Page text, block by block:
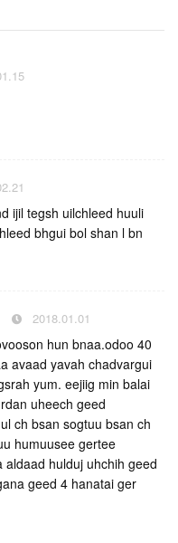
ijil tegsh uilchleed huuli
bhgui bol shan l bn
2018.01.01
hun bnaa.odoo 40
avaad yavah chadvargui
yum. eejiig min balai
uheech geed
ch bsan sogtuu bsan ch
humuusee gertee
hulduj uhchih geed
geed 4 hanatai ger